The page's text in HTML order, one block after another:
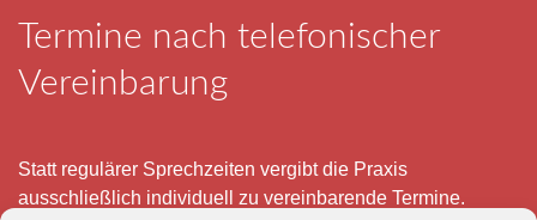
Termine nach telefonischer
Vereinbarung
Statt regulärer Sprechzeiten vergibt die Praxis
ausschließlich individuell zu vereinbarende Termine.